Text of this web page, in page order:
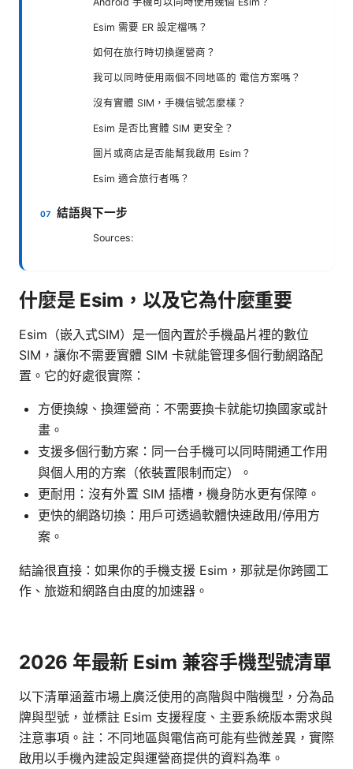
Esim 需要 ER 設定檔嗎？
如何在旅行時切換運營商？
我可以同時使用兩個不同地區的 電信方案嗎？
沒有實體 SIM，手機信號怎麼樣？
Esim 是否比實體 SIM 更安全？
圖片或商店是否能幫我啟用 Esim？
Esim 適合旅行者嗎？
結語與下一步
Sources:
什麼是 Esim，以及它為什麼重要
Esim（嵌入式SIM）是一個內置於手機晶片裡的數位
SIM，讓你不需要實體 SIM 卡就能管理多個行動網路配
置。它的好處很實際：
方便換線、換運營商：不需要換卡就能切換國家或計
畫。
支援多個行動方案：同一台手機可以同時開通工作用
與個人用的方案（依裝置限制而定）。
更耐用：沒有外置 SIM 插槽，機身防水更有保障。
更快的網路切換：用戶可透過軟體快速啟用/停用方
案。
結論很直接：如果你的手機支援 Esim，那就是你跨國工
作、旅遊和網路自由度的加速器。
2026 年最新 Esim 兼容手機型號清單
以下清單涵蓋市場上廣泛使用的高階與中階機型，分為品
牌與型號，並標註 Esim 支援程度、主要系統版本需求與
注意事項。註：不同地區與電信商可能有些微差異，實際
啟用以手機內建設定與運營商提供的資料為準。